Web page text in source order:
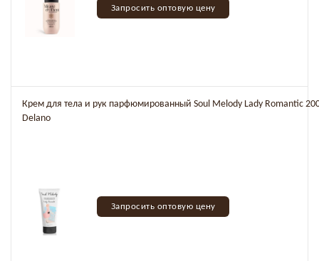
Запросить оптовую цену
Крем для тела и рук парфюмированный Soul Melody Lady Romantic
Delano
Запросить оптовую цену